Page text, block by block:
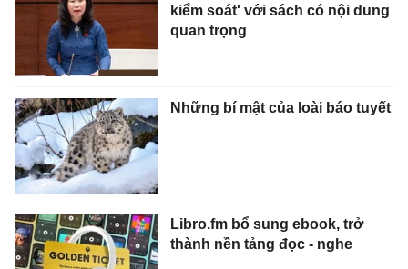
kiểm soát' với sách có nội dung
quan trọng
Những bí mật của loài báo tuyết
Libro.fm bổ sung ebook, trở
thành nền tảng đọc - nghe